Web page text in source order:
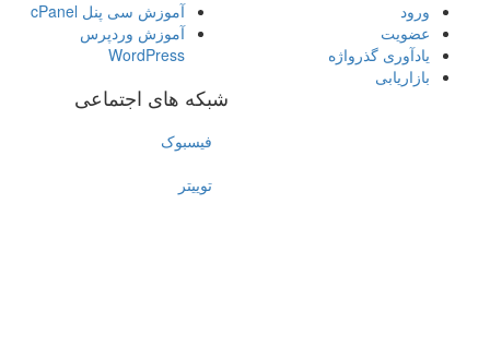
ورود
عضویت
یادآوری گذرواژه
بازاریابی
آموزش سی پنل cPanel
آموزش وردپرس
WordPress
شبکه های اجتماعی
فیسبوک
توییتر